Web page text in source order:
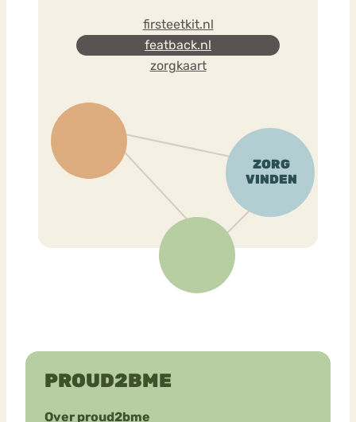
firsteetkit.nl
featback.nl
zorgkaart
PROUD2BME
Over proud2bme